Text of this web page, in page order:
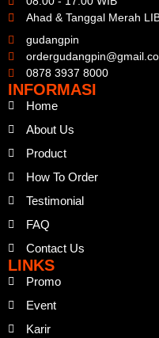
Ahad & Tanggal Merah
gudangpin
0878 3937 8000
INFORMASI
Home
About Us
Product
How To Order
Testimonial
FAQ
Contact Us
LINKS
Promo
Event
Karir